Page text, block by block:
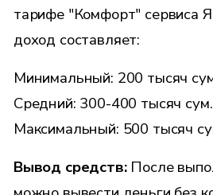
тарифе "Комфорт" сервиса
доход составляет:
Минимальный: 200 тысяч
Средний: 300-400 тысяч сум.
Максимальный: 500 тысяч
Вывод средств: После